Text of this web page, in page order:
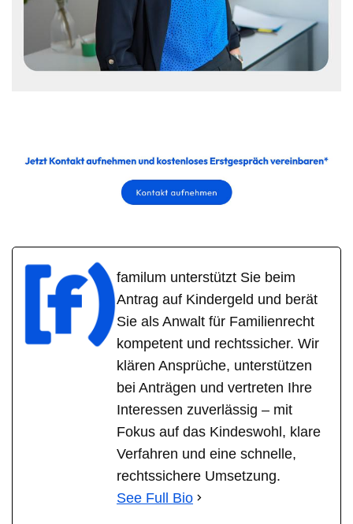
familum unterstützt Sie beim
Antrag auf Kindergeld und berät
Sie als Anwalt für Familienrecht
kompetent und rechtssicher. Wir
klären Ansprüche, unterstützen
bei Anträgen und vertreten Ihre
Interessen zuverlässig – mit
Fokus auf das Kindeswohl, klare
Verfahren und eine schnelle,
rechtssichere Umsetzung.
See Full Bio